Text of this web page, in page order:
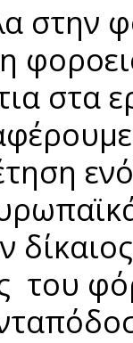
στην
στα
του